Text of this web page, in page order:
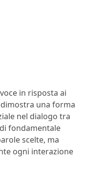
in risposta ai
una forma
nel dialogo tra
fondamentale
scelte, ma
ogni interazione